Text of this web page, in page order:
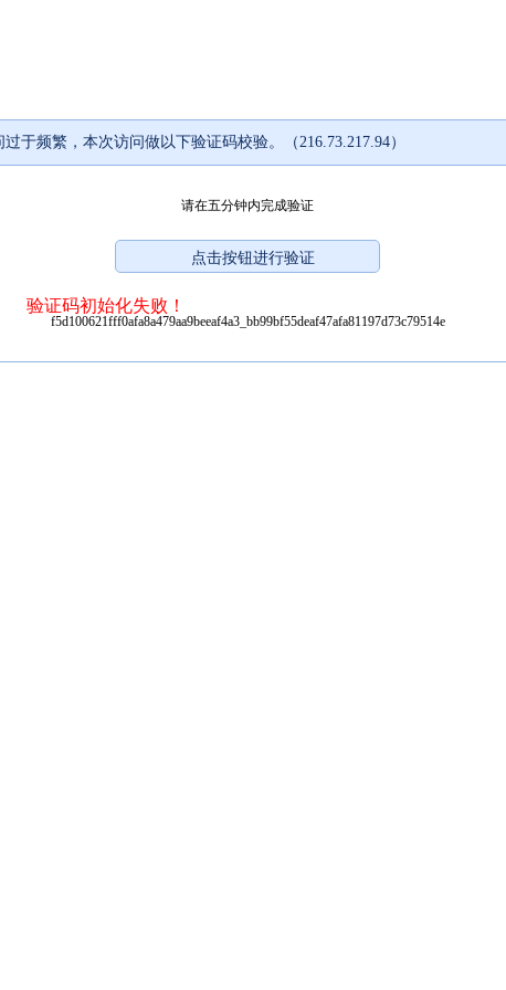
过于频繁，本次访问做以下验证码校验。（216.73.217.94）
请在五分钟内完成验证
验证码初始化失败！
f5d100621fff0afa8a479aa9beeaf4a3_bb99bf55deaf47afa81197d73c79514e